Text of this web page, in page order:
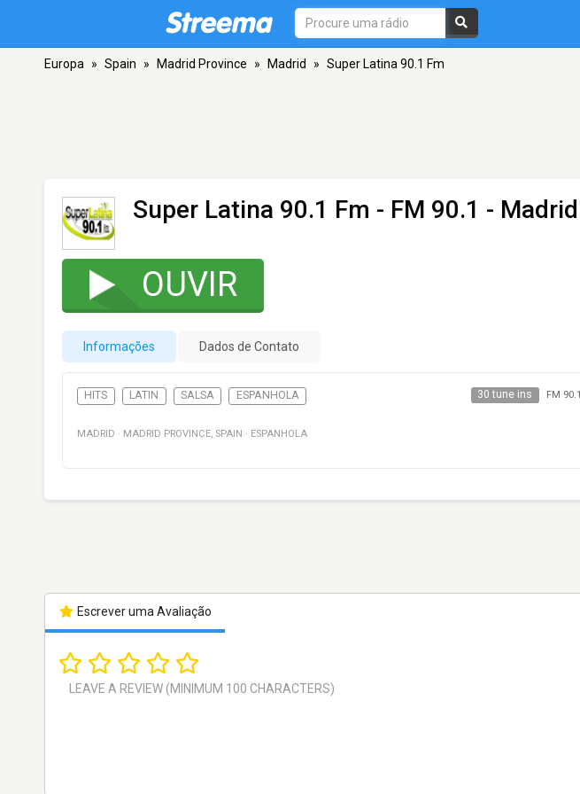
Europa » Spain » Madrid Province » Madrid » Super Latina 90.1 Fm
Super Latina 90.1 Fm - FM 90.1 - Madrid
OUVIR
Informações Dados de Contato
HITS LATIN SALSA ESPANHOLA 30 tune ins FM 90.1
MADRID · MADRID PROVINCE, SPAIN · ESPANHOLA
Escrever uma Avaliação